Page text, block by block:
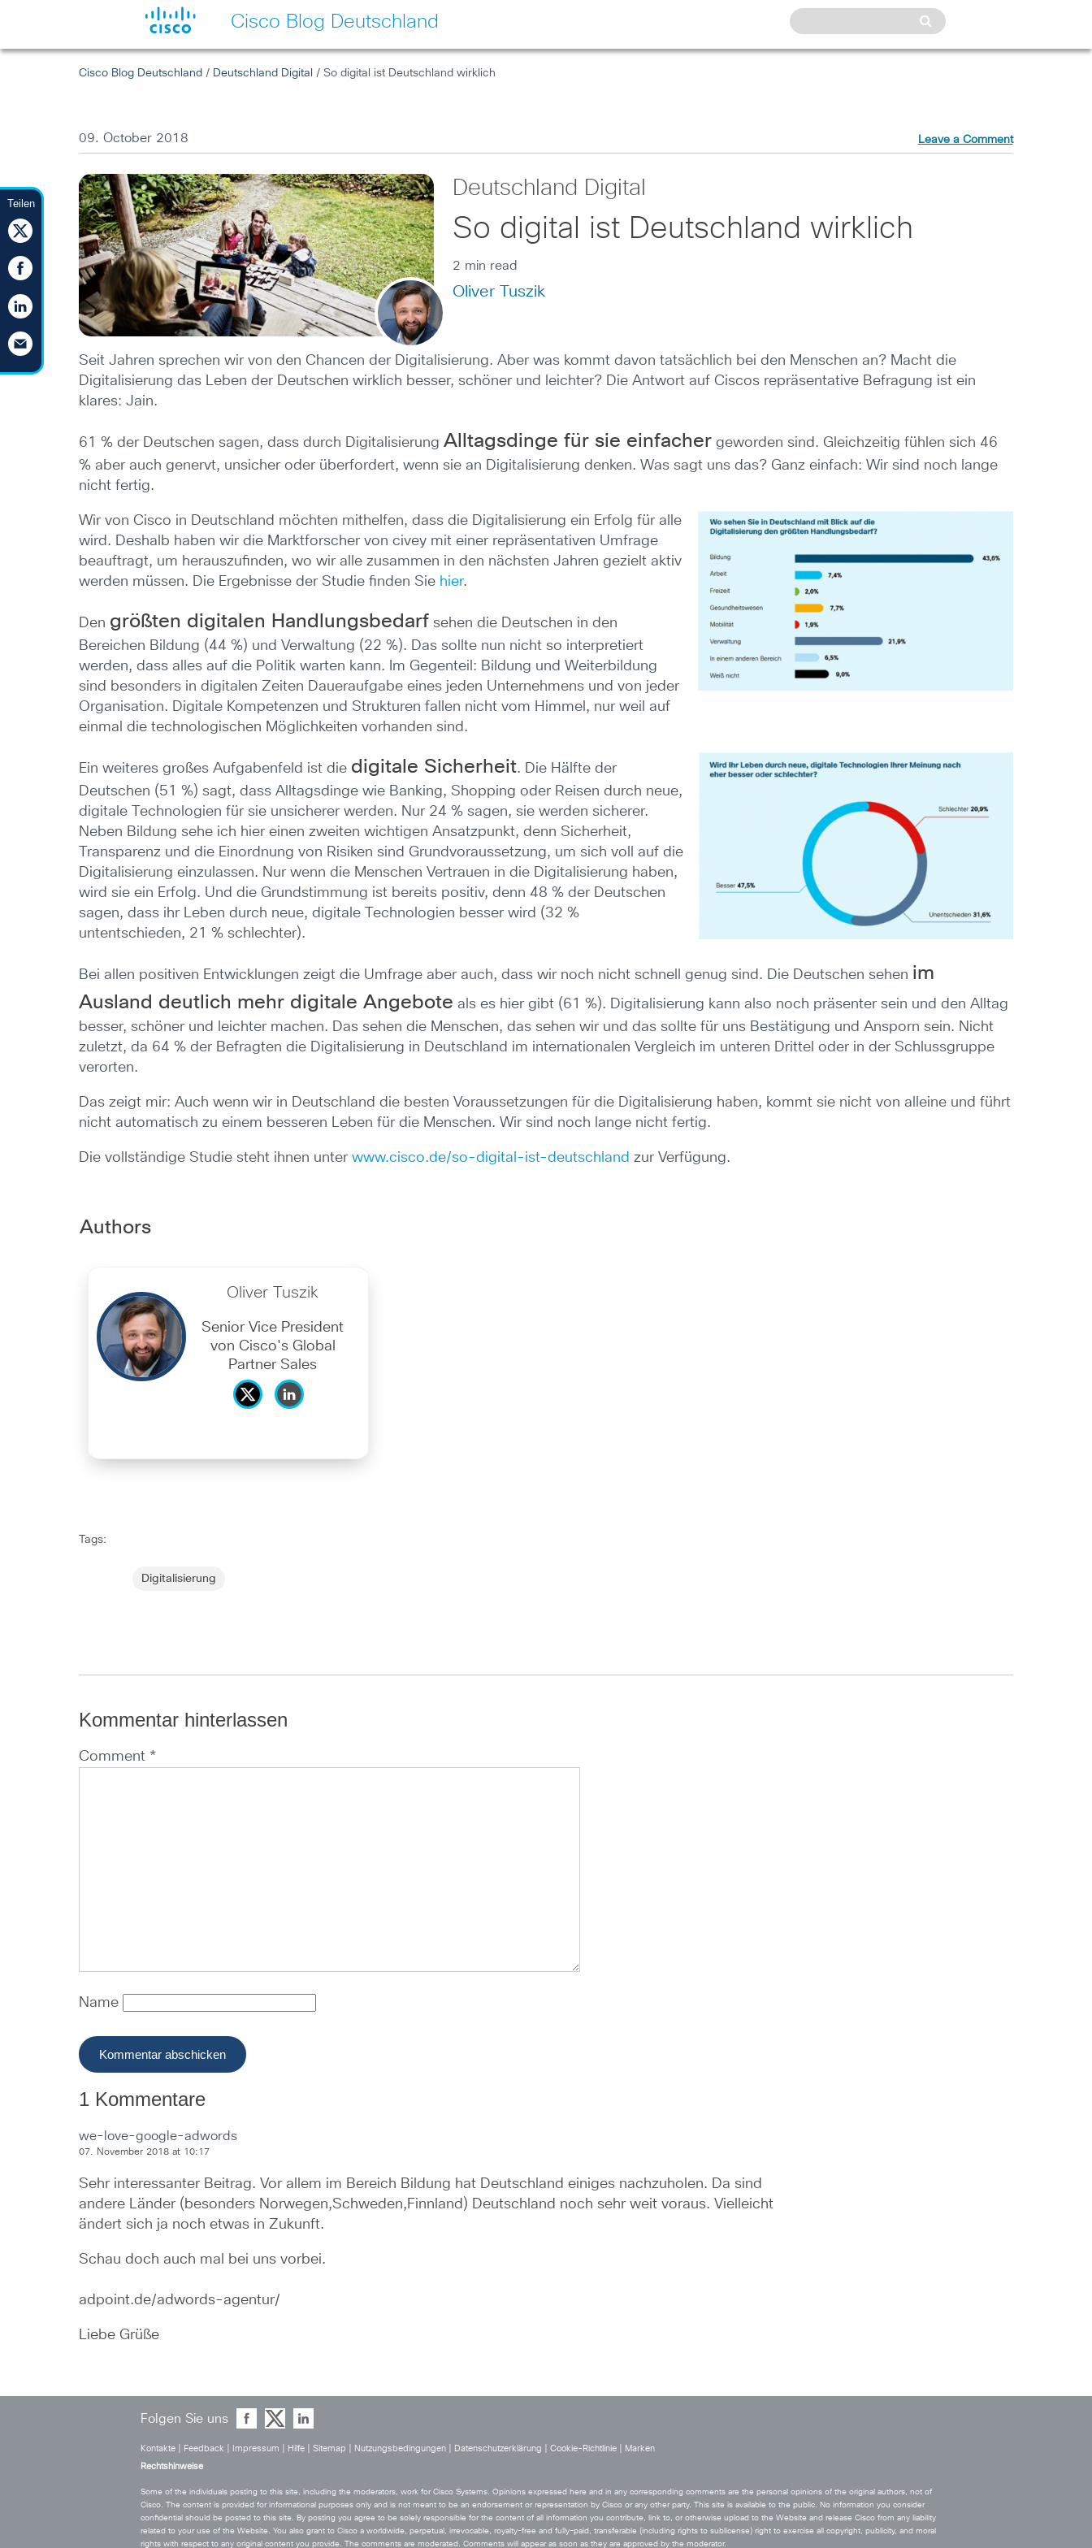
Cisco Blog Deutschland
Teilen
Cisco Blog Deutschland / Deutschland Digital / So digital ist Deutschland wirklich
09. October 2018 Leave a Comment
Deutschland Digital
So digital ist Deutschland wirklich
2 min read
Oliver Tuszik
Seit Jahren sprechen wir von den Chancen der Digitalisierung. Aber was kommt davon tatsächlich bei den Menschen an? Macht die
Digitalisierung das Leben der Deutschen wirklich besser, schöner und leichter? Die Antwort auf Ciscos repräsentative Befragung ist ein
klares: Jain.
61 % der Deutschen sagen, dass durch DigitalisierungAlltagsdinge für sie einfacher geworden sind. Gleichzeitig fühlen sich 46
% aber auch genervt, unsicher oder überfordert, wenn sie an Digitalisierung denken. Was sagt uns das? Ganz einfach: Wir sind noch lange
nicht fertig.
Wir von Cisco in Deutschland möchten mithelfen, dass die Digitalisierung ein Erfolg für alle
wird. Deshalb haben wir die Marktforscher von civey mit einer repräsentativen Umfrage
beauftragt, um herauszufinden, wo wir alle zusammen in den nächsten Jahren gezielt aktiv
werden müssen. Die Ergebnisse der Studie finden Sie hier.
Den größten digitalen Handlungsbedarf sehen die Deutschen in den
Bereichen Bildung (44 %) und Verwaltung (22 %). Das sollte nun nicht so interpretiert
werden, dass alles auf die Politik warten kann. Im Gegenteil: Bildung und Weiterbildung
sind besonders in digitalen Zeiten Daueraufgabe eines jeden Unternehmens und von jeder
Organisation. Digitale Kompetenzen und Strukturen fallen nicht vom Himmel, nur weil auf
einmal die technologischen Möglichkeiten vorhanden sind.
Ein weiteres großes Aufgabenfeld ist die digitale Sicherheit. Die Hälfte der
Deutschen (51 %) sagt, dass Alltagsdinge wie Banking, Shopping oder Reisen durch neue,
digitale Technologien für sie unsicherer werden. Nur 24 % sagen, sie werden sicherer.
Neben Bildung sehe ich hier einen zweiten wichtigen Ansatzpunkt, denn Sicherheit,
Transparenz und die Einordnung von Risiken sind Grundvoraussetzung, um sich voll auf die
Digitalisierung einzulassen. Nur wenn die Menschen Vertrauen in die Digitalisierung haben,
wird sie ein Erfolg. Und die Grundstimmung ist bereits positiv, denn 48 % der Deutschen
sagen, dass ihr Leben durch neue, digitale Technologien besser wird (32 %
untentschieden, 21 % schlechter).
Bei allen positiven Entwicklungen zeigt die Umfrage aber auch, dass wir noch nicht schnell genug sind. Die Deutschen sehen im
Ausland deutlich mehr digitale Angebote als es hier gibt (61 %). Digitalisierung kann also noch präsenter sein und den Alltag
besser, schöner und leichter machen. Das sehen die Menschen, das sehen wir und das sollte für uns Bestätigung und Ansporn sein. Nicht
zuletzt, da 64 % der Befragten die Digitalisierung in Deutschland im internationalen Vergleich im unteren Drittel oder in der Schlussgruppe
verorten.
Das zeigt mir: Auch wenn wir in Deutschland die besten Voraussetzungen für die Digitalisierung haben, kommt sie nicht von alleine und führt
nicht automatisch zu einem besseren Leben für die Menschen. Wir sind noch lange nicht fertig.
Die vollständige Studie steht ihnen unterwww.cisco.de/so-digital-ist-deutschland zur Verfügung.
Authors
Oliver Tuszik
Senior Vice President
von Cisco's Global
Partner Sales
Tags:
Digitalisierung
Kommentar hinterlassen
Comment *
Name
1 Kommentare
we-love-google-adwords
07. November 2018 at 10:17
Sehr interessanter Beitrag. Vor allem im Bereich Bildung hat Deutschland einiges nachzuholen. Da sind
andere Länder (besonders Norwegen,Schweden,Finnland) Deutschland noch sehr weit voraus. Vielleicht
ändert sich ja noch etwas in Zukunft.
Schau doch auch mal bei uns vorbei.
adpoint.de/adwords-agentur/
Liebe Grüße
Folgen Sie uns
Kontakte| Feedback Impressum Hilfe| Sitemap Nutzungsbedingungen| Datenschutzerklärung Cookie-Richtlinie|
Marken
Rechtshinweise
Some of the individuals posting to this site, including the moderators, work for Cisco Systems. Opinions expressed here and in any corresponding comments are the personal opinions of the original authors, not of
Cisco. The content is provided for informational purposes only and is not meant to be an endorsement or representation by Cisco or any other party. This site is available to the public. No information you consider
confidential should be posted to this site. By posting you agree to be solely responsible for the content of all information you contribute, link to, or otherwise upload to the Website and release Cisco from any liability
related to your use of the Website. You also grant to Cisco a worldwide, perpetual, irrevocable, royalty-free and fully-paid, transferable (including rights to sublicense) right to exercise all copyright, publicity, and moral
rights with respect to any original content you provide. The comments are moderated. Comments will appear as soon as they are approved by the moderator.